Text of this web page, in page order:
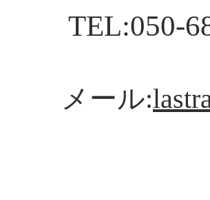
TEL:050-
メール: